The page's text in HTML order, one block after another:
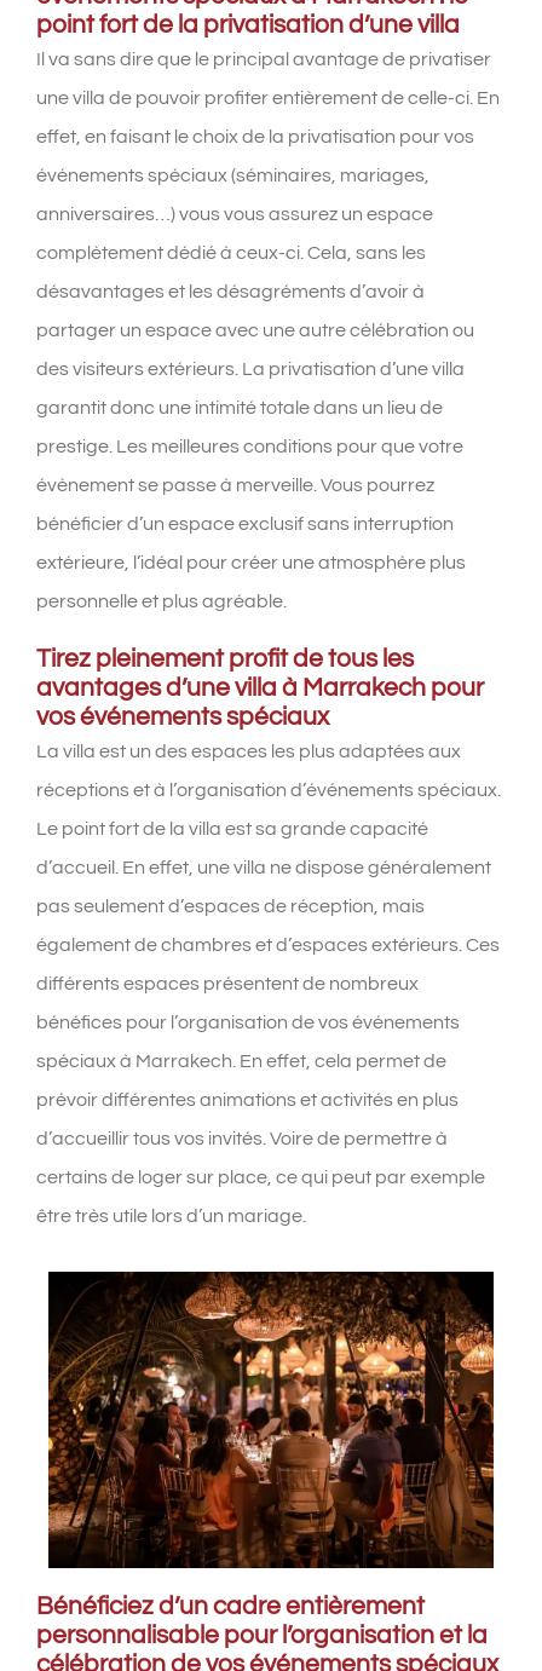
point fort de la privatisation d’une villa
Il va sans dire que le principal avantage de privatiser
une villa de pouvoir profiter entièrement de celle-ci. En
effet, en faisant le choix de la privatisation pour vos
événements spéciaux (séminaires, mariages,
anniversaires…) vous vous assurez un espace
complètement dédié à ceux-ci. Cela, sans les
désavantages et les désagréments d’avoir à
partager un espace avec une autre célébration ou
des visiteurs extérieurs. La privatisation d’une villa
garantit donc une intimité totale dans un lieu de
prestige. Les meilleures conditions pour que votre
évènement se passe à merveille. Vous pourrez
bénéficier d’un espace exclusif sans interruption
extérieure, l’idéal pour créer une atmosphère plus
personnelle et plus agréable.
Tirez pleinement profit de tous les
avantages d’une villa à Marrakech pour
vos événements spéciaux
La villa est un des espaces les plus adaptées aux
réceptions et à l’organisation d’événements spéciaux.
Le point fort de la villa est sa grande capacité
d’accueil. En effet, une villa ne dispose généralement
pas seulement d’espaces de réception, mais
également de chambres et d’espaces extérieurs. Ces
différents espaces présentent de nombreux
bénéfices pour l’organisation de vos événements
spéciaux à Marrakech. En effet, cela permet de
prévoir différentes animations et activités en plus
d’accueillir tous vos invités. Voire de permettre à
certains de loger sur place, ce qui peut par exemple
être très utile lors d’un mariage.
Bénéficiez d’un cadre entièrement
personnalisable pour l’organisation et la
célébration de vos événements spéciaux